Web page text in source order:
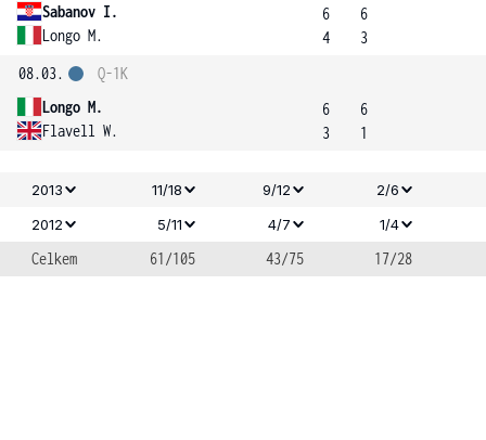
Sabanov I.
Longo M.
6
4
6
3
08.03.
Longo M.
Flavell W.
Q-1K
6
3
6
1
2013 11/18 9/12
2/6
2012
5/11 4/7 1/4
Celkem 61/105 43/75 17/28